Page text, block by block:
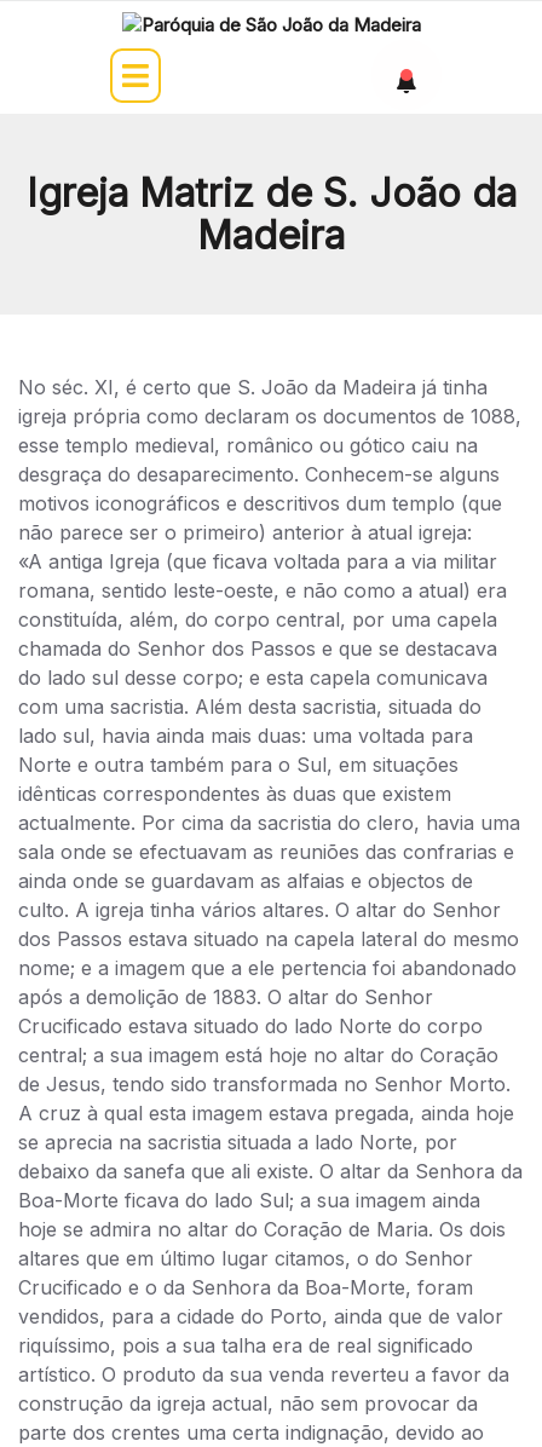
Igreja Matriz de S. João da
Madeira
No séc. XI, é certo que S. João da Madeira já tinha
igreja própria como declaram os documentos de 1088,
esse templo medieval, românico ou gótico caiu na
desgraça do desaparecimento. Conhecem-se alguns
motivos iconográficos e descritivos dum templo (que
não parece ser o primeiro) anterior à atual igreja:
«A antiga Igreja (que ficava voltada para a via militar
romana, sentido leste-oeste, e não como a atual) era
constituída, além, do corpo central, por uma capela
chamada do Senhor dos Passos e que se destacava
do lado sul desse corpo; e esta capela comunicava
com uma sacristia. Além desta sacristia, situada do
lado sul, havia ainda mais duas: uma voltada para
Norte e outra também para o Sul, em situações
idênticas correspondentes às duas que existem
actualmente. Por cima da sacristia do clero, havia uma
sala onde se efectuavam as reuniões das confrarias e
ainda onde se guardavam as alfaias e objectos de
culto. A igreja tinha vários altares. O altar do Senhor
dos Passos estava situado na capela lateral do mesmo
nome; e a imagem que a ele pertencia foi abandonado
após a demolição de 1883. O altar do Senhor
Crucificado estava situado do lado Norte do corpo
central; a sua imagem está hoje no altar do Coração
de Jesus, tendo sido transformada no Senhor Morto.
A cruz à qual esta imagem estava pregada, ainda hoje
se aprecia na sacristia situada a lado Norte, por
debaixo da sanefa que ali existe. O altar da Senhora da
Boa-Morte ficava do lado Sul; a sua imagem ainda
hoje se admira no altar do Coração de Maria. Os dois
altares que em último lugar citamos, o do Senhor
Crucificado e o da Senhora da Boa-Morte, foram
vendidos, para a cidade do Porto, ainda que de valor
riquíssimo, pois a sua talha era de real significado
artístico. O produto da sua venda reverteu a favor da
construção da igreja actual, não sem provocar da
parte dos crentes uma certa indignação, devido ao